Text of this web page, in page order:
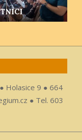
● Holasice 9 ● 664
● Tel. 603